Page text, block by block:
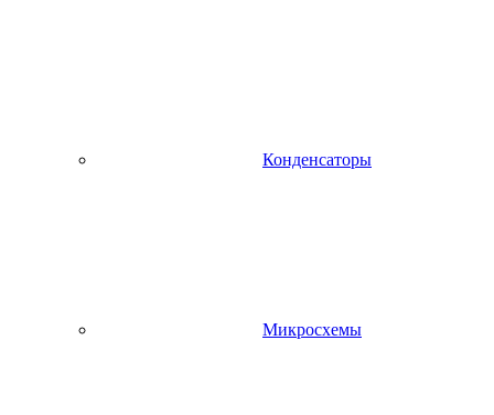
Конденсаторы
Микросхемы